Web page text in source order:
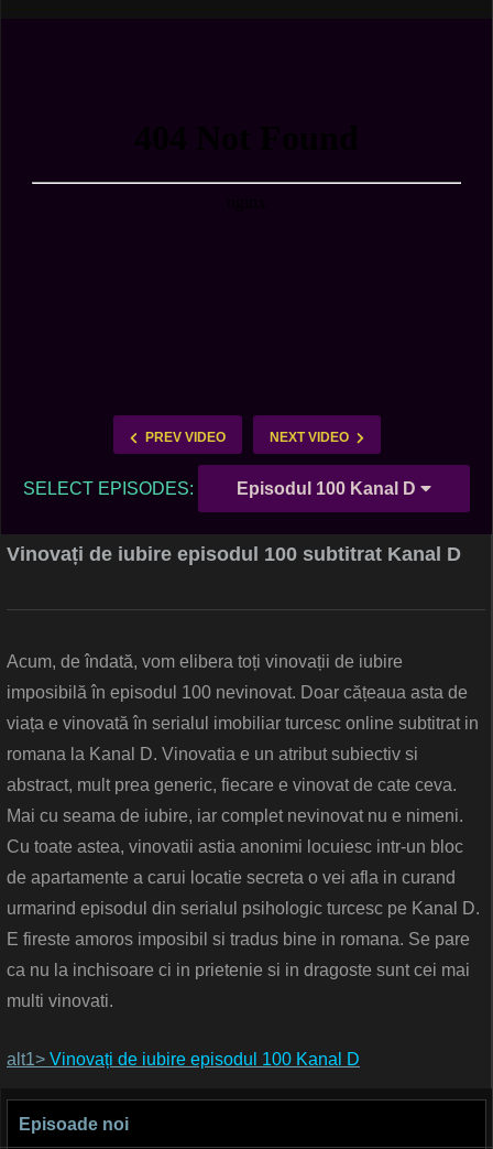
PREV VIDEO NEXT VIDEO
SELECT EPISODES: Episodul 100 Kanal D
Vinovați de iubire episodul 100 subtitrat Kanal D
Acum, de îndată, vom elibera toți vinovații de iubire
imposibilă în episodul 100 nevinovat. Doar cățeaua asta de
viața e vinovată în serialul imobiliar turcesc online subtitrat in
romana la Kanal D. Vinovatia e un atribut subiectiv si
abstract, mult prea generic, fiecare e vinovat de cate ceva.
Mai cu seama de iubire, iar complet nevinovat nu e nimeni.
Cu toate astea, vinovatii astia anonimi locuiesc intr-un bloc
de apartamente a carui locatie secreta o vei afla in curand
urmarind episodul din serialul psihologic turcesc pe Kanal D.
E fireste amoros imposibil si tradus bine in romana. Se pare
ca nu la inchisoare ci in prietenie si in dragoste sunt cei mai
multi vinovati.
alt1> Vinovați de iubire episodul 100 Kanal D
Episoade noi